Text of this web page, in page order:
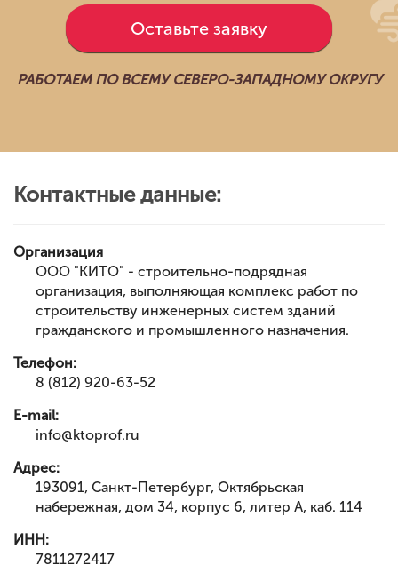
Оставьте заявку
РАБОТАЕМ ПО ВСЕМУ СЕВЕРО-ЗАПАДНОМУ ОКРУГУ
Контактные данные:
Организация
ООО "КИТО" - строительно-подрядная
организация, выполняющая комплекс работ по
строительству инженерных систем зданий
гражданского и промышленного назначения.
Телефон:
8 (812) 920-63-52
E-mail:
info@ktoprof.ru
Адрес:
193091, Санкт-Петербург, Октябрьская
набережная, дом 34, корпус 6, литер А, каб. 114
ИНН:
7811272417